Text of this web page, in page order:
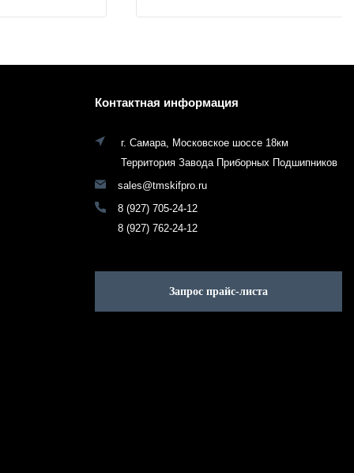
Контактная информация
г. Самара, Московское шоссе 18км
Территория Завода Приборных Подшипников
sales@tmskifpro.ru
8 (927) 705-24-12
8 (927) 762-24-12
Запрос прайс-листа